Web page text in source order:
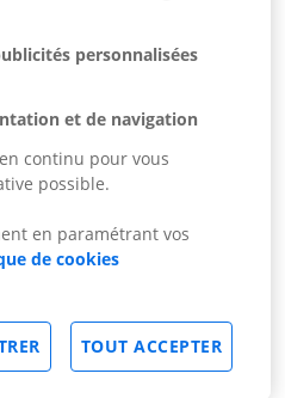
personnalisées
et de navigation
continu pour vous
possible.
en paramétrant vos
de cookies
TOUT ACCEPTER